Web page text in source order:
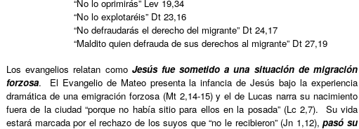
“No lo oprimirás” Lev 19,34
“No lo explotaréis” Dt 23,16
“No defraudarás el derecho del migrante” Dt 24,17
“Maldito quien defrauda de sus derechos al migrante” Dt 27,19
Los evangelios relatan como Jesús fue sometido a una situación de migración
forzosa.
El Evangelio de Mateo presenta la infancia de Jesús bajo la experiencia
dramática de una emigración forzosa (Mt 2,14-15) y el de Lucas narra su nacimiento
fuera de la ciudad “porque no había sitio para ellos en la posada” (Lc 2,7).
Su vida
estará marcada por el rechazo de los suyos que “no le recibieron” (Jn 1,12),pasó su